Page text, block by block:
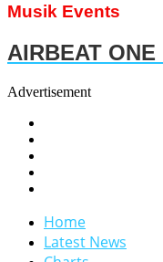
Musik Events
AIRBEAT
Advertisement
Home
Latest News